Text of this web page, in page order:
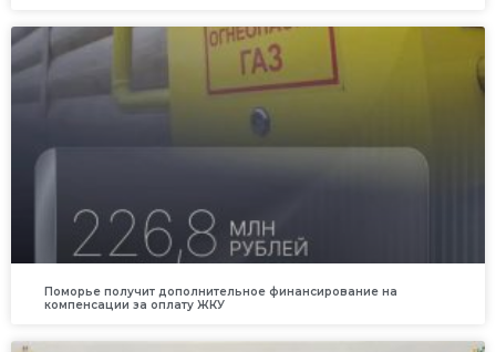
Поморье получит дополнительное финансирование на
компенсации за оплату ЖКУ